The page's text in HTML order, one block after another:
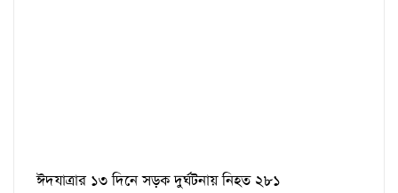
ঈদযাত্রার ১৩ দিনে সড়ক দুর্ঘটনায় নিহত ২৮১